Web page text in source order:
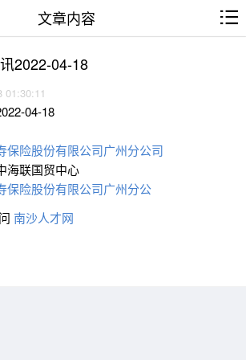
文章内容
2022-04-18
01:30:11
04-18
保险股份有限公司广州分公司
海联国贸中心
保险股份有限公司广州分公
南沙人才网